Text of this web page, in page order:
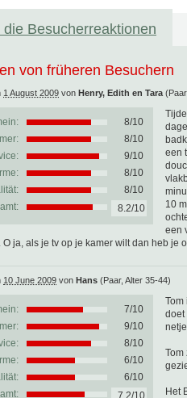
die Besucherreaktionen
von früheren Besuchern
1 August 2009 von Henry, Edith en Tara
8/10
8/10
9/10
8/10
8/10
8.2/10
een
10
een
O ja, als je tv op je kamer wilt dan heb je
10 June 2009 von Hans (Paar, Alter 35-44)
7/10
9/10
8/10
6/10
6/10
7.2/10
Tom
doet
Tom
Het